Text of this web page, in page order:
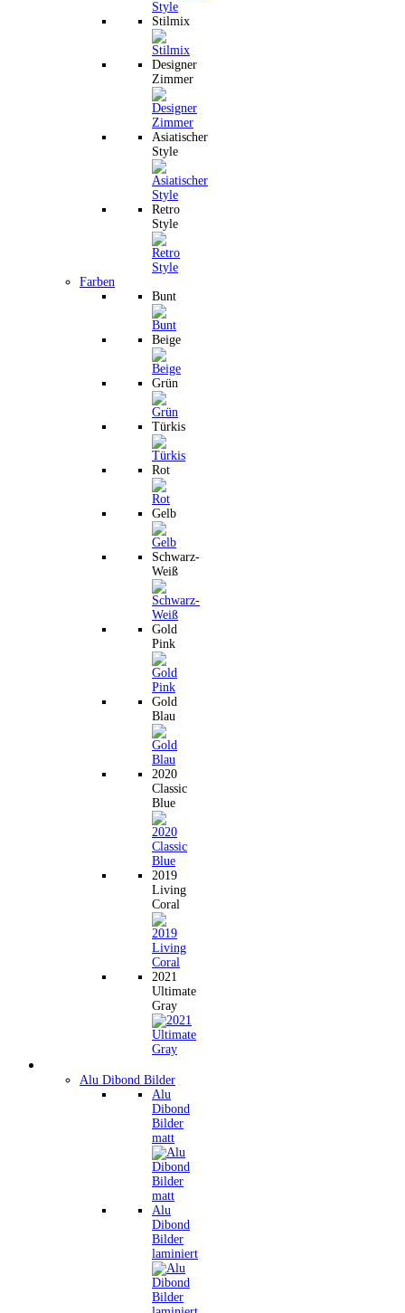
Stilmix
Designer
Zimmer
Asiatischer
Style
Retro
Style
Farben
Bunt
Beige
Grün
Türkis
Rot
Gelb
Schwarz-
Weiß
Gold
Pink
Gold
Blau
2020
Classic
Blue
2019
Living
Coral
2021
Ultimate
Gray
Alu Dibond Bilder
Alu
Dibond
Bilder
matt
Alu
Dibond
Bilder
laminiert